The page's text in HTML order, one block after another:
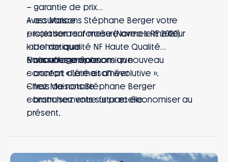
– garantie de prix
– assurance
– isolation renforcée (Normes RE 2020)
– domotique
– chauffage économique
– confort d’été et d’hiver
– frais de notaire
– branchements sur parcelle.
Avec Maisons Stéphane Berger votre
projet sera sur-mesure avec le meilleur
label de qualité NF Haute Qualité
Environnementale.
Nous vous proposons un nouveau
concept « La maison évolutive ».
Chez Maisons Stéphane Berger
construisez votre futur et économiser au
présent.